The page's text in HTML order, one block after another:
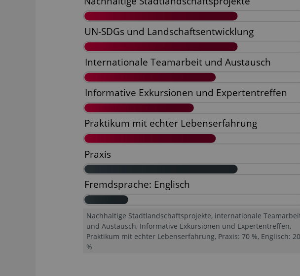
Nachhaltige Stadtlandschaftsprojekte, internationale
und Austausch, Informative Exkursionen und Expertentreffen,
Praktikum mit echter Lebenserfahrung, Praxis: 70 %, Englisch: 20
%